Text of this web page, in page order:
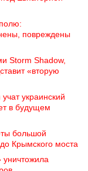
повреждены
Storm Shadow,
«вторую
украинский
в будущем
большой
Крымского моста
уничтожила